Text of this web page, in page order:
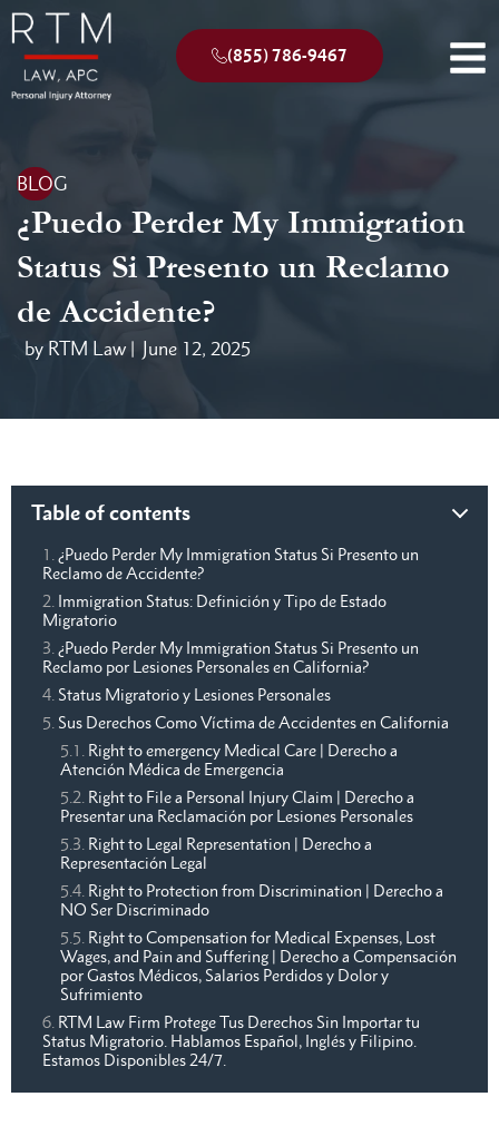
(855) 786-9467
BLOG
¿Puedo Perder My Immigration
Status Si Presento un Reclamo
de Accidente?
by RTM Law | June 12, 2025
Table of contents
¿Puedo Perder My Immigration Status Si Presento un
Reclamo de Accidente?
Immigration Status: Definición y Tipo de Estado
Migratorio
¿Puedo Perder My Immigration Status Si Presento un
Reclamo por Lesiones Personales en California?
Status Migratorio y Lesiones Personales
Sus Derechos Como Víctima de Accidentes en California
Right to emergency Medical Care | Derecho a
Atención Médica de Emergencia
Right to File a Personal Injury Claim | Derecho a
Presentar una Reclamación por Lesiones Personales
Right to Legal Representation | Derecho a
Representación Legal
Right to Protection from Discrimination | Derecho a
NO Ser Discriminado
Right to Compensation for Medical Expenses, Lost
Wages, and Pain and Suffering | Derecho a Compensación
por Gastos Médicos, Salarios Perdidos y Dolor y
Sufrimiento
RTM Law Firm Protege Tus Derechos Sin Importar tu
Status Migratorio. Hablamos Español, Inglés y Filipino.
Estamos Disponibles 24/7.